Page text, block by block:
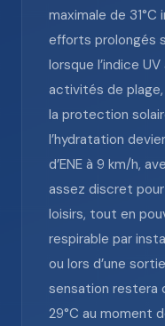
maximale de
efforts prolongés
lorsque l’indice
activités de
la protection
l’hydratation
d’ENE à 9 km/h,
assez discret
loisirs, tout en
respirable par
ou lors d’une
sensation restera
29°C au moment